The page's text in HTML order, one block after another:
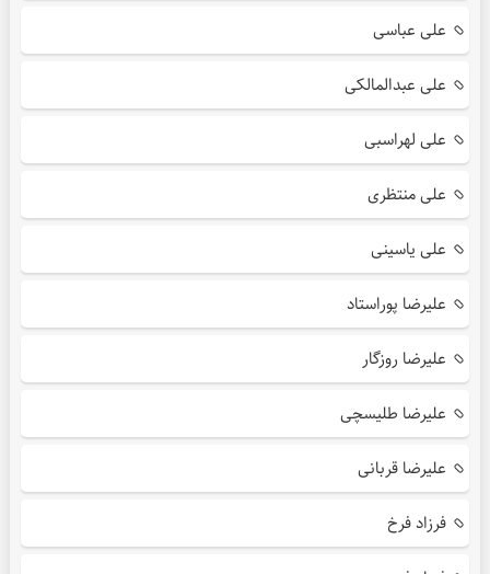
علی عباسی
علی عبدالمالکی
علی لهراسبی
علی منتظری
علی یاسینی
علیرضا پوراستاد
علیرضا روزگار
علیرضا طلیسچی
علیرضا قربانی
فرزاد فرخ